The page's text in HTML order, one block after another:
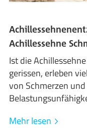
Achillessehne
Ist die
gerissen, erleben
von Schmerzen
Mehr lesen